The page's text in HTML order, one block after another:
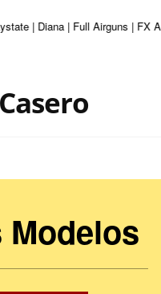
Diana | Full Airguns | FX